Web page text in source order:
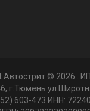
Автострит © 2026
.
г.Тюмень
603-473 ИНН: